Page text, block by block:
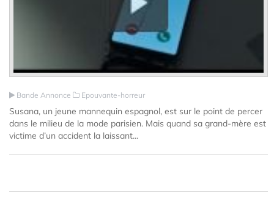
Bande Annonce Epouvante-horreur
Susana, un jeune mannequin espagnol, est sur le point de percer
dans le milieu de la mode parisien. Mais quand sa grand-mère est
victime d’un accident la laissant...